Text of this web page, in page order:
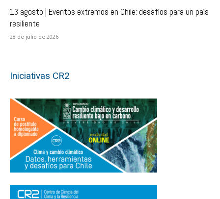
13 agosto | Eventos extremos en Chile: desafíos para un país
resiliente
28 de julio de 2026
Iniciativas CR2